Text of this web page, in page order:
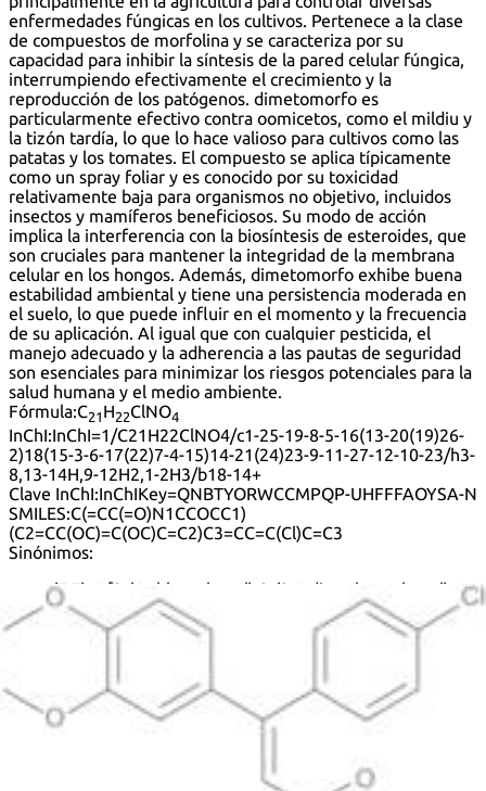
enfermedades fúngicas en los cultivos. Pertenece a la clase
de compuestos de morfolina y se caracteriza por su
capacidad para inhibir la síntesis de la pared celular fúngica,
interrumpiendo efectivamente el crecimiento y la
reproducción de los patógenos. dimetomorfo es
particularmente efectivo contra oomicetos, como el mildiu y
la tizón tardía, lo que lo hace valioso para cultivos como las
patatas y los tomates. El compuesto se aplica típicamente
como un spray foliar y es conocido por su toxicidad
relativamente baja para organismos no objetivo, incluidos
insectos y mamíferos beneficiosos. Su modo de acción
implica la interferencia con la biosíntesis de esteroides, que
son cruciales para mantener la integridad de la membrana
celular en los hongos. Además, dimetomorfo exhibe buena
estabilidad ambiental y tiene una persistencia moderada en
el suelo, lo que puede influir en el momento y la frecuencia
de su aplicación. Al igual que con cualquier pesticida, el
manejo adecuado y la adherencia a las pautas de seguridad
son esenciales para minimizar los riesgos potenciales para la
salud humana y el medio ambiente.
Fórmula:C21 H22ClNO4
InChI:InChI=1/C21H22ClNO4/c1-25-19-8-5-16(13-20(19)26-
2)18(15-3-6-17(22)7-4-15)14-21(24)23-9-11-27-12-10-23/h3-
8,13-14H,9-12H2,1-2H3/b18-14+
Clave InChI:InChIKey=QNBTYORWCCMPQP-UHFFFAOYSA-N
SMILES:C(=CC(=O)N1CCOCC1)
(C2=CC(OC)=C(OC)C=C2)C3=CC=C(Cl)C=C3
Sinónimos:
(E,Z)-4-[3-(4-chlorophenyl)-3-(3,4-dimethoxyphenyl)-1-
oxo-2-propenyl]morpholine
2-Propen-1-one, 3-(4-chlorophenyl)-3-(3,4-
(Morpholin-4-Yl)Prop-2-En-1-One
3-(4-Chlorophenyl)-3-(3,4-dimethoxyphenyl)-1-(4-
morpholinyl)-2-propen-1-one
dimethoxyphenyl)prop-2-enoyl]morpholine
4-[(2Z)-3-(4-chlorophenyl)-3-(3,4-